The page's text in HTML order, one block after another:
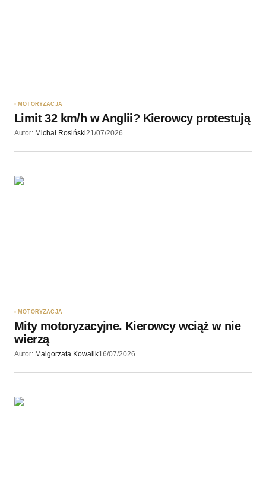
MOTORYZACJA
Limit 32 km/h w Anglii? Kierowcy protestują
Autor: Michał Rosiński21/07/2026
MOTORYZACJA
Mity motoryzacyjne. Kierowcy wciąż w nie
wierzą
Autor: Malgorzata Kowalik16/07/2026